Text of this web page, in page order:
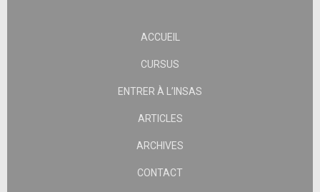
ACCUEIL
CURSUS
ENTRER À L’INSAS
ARTICLES
ARCHIVES
CONTACT